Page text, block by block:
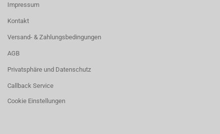
Impressum
Kontakt
Versand- & Zahlungsbedingungen
AGB
Privatsphäre und Datenschutz
Callback Service
Cookie Einstellungen